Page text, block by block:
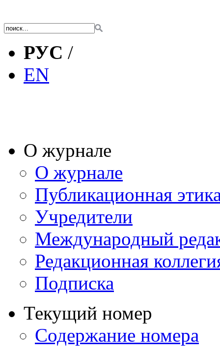
РУС /
EN
О журнале
О журнале
Публикационная
Учредители
Международный
Редакционная
Подписка
Текущий номер
Содержание номера